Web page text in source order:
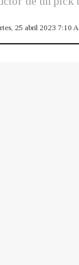
25 abril 2023 7:10